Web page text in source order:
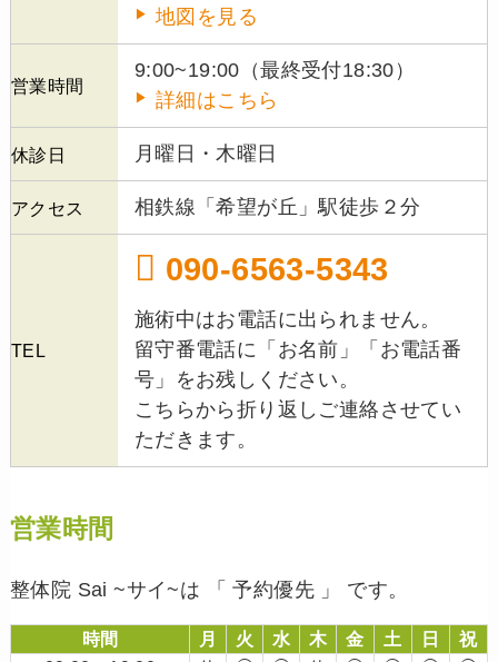
地図を見る
営業時間
9:00~19:00（最終受付18:30）
詳細はこちら
休診日 月曜日・木曜日
アクセス 相鉄線「希望が丘」駅徒歩２分
TEL
090-6563-5343
施術中はお電話に出られません。
留守番電話に「お名前」「お電話番
号」をお残しください。
こちらから折り返しご連絡させてい
ただきます。
営業時間
整体院 Sai ~サイ~は 「 予約優先 」 です。
時間 月 火 水 木 金 土 日
祝